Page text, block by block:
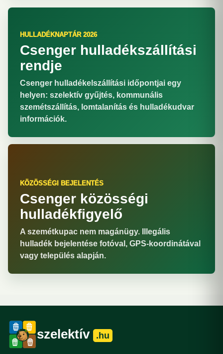
HULLADÉKNAPTÁR 2026
Csenger hulladékszállítási
rendje
Csenger hulladékelszállítási időpontjai egy
helyen: szelektív gyűjtés, kommunális
szemétszállítás, lomtalanítás és hulladékudvar
információk.
KÖZÖSSÉGI BEJELENTÉS
Csenger közösségi
hulladékfigyelő
A szemétkupac nem magánügy. Illegális
hulladék bejelentése fotóval, GPS-koordinátával
vagy település alapján.
szelektív .hu